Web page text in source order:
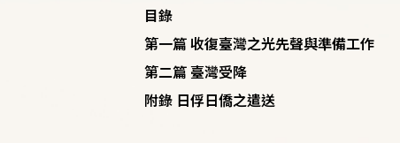
目錄
第一篇 收復臺灣之光先聲與準備工作
第二篇 臺灣受降
附錄 日俘日僑之遣送